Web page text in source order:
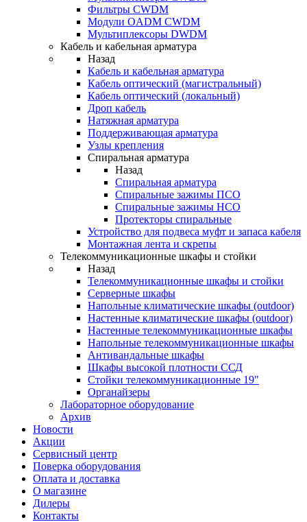
Фильтры CWDM
Модули OADM CWDM
Мультиплексоры DWDM
Кабель и кабельная арматура
Назад
Кабель и кабельная арматура
Кабель оптический (магистральный)
Кабель оптический (локальный)
Дроп кабель
Натяжная арматура
Поддерживающая арматура
Узлы крепления
Спиральная арматура
Назад
Спиральная арматура
Спиральные зажимы ПСО
Спиральные зажимы НСО
Протекторы спиральные
Устройство для подвеса муфт и запаса кабеля
Монтажная лента и скрепы
Телекоммуникационные шкафы и стойки
Назад
Телекоммуникационные шкафы и стойки
Серверные шкафы
Напольные климатические шкафы (outdoor)
Настенные климатические шкафы (outdoor)
Настенные телекоммуникационные шкафы
Напольные телекоммуникационные шкафы
Антивандальные шкафы
Шкафы высокой плотности ССД
Стойки телекоммуникационные 19"
Органайзеры
Лабораторное оборудование
Архив
Новости
Акции
Сервисный центр
Поверка оборудования
Оплата и доставка
О магазине
Дилеры
Контакты